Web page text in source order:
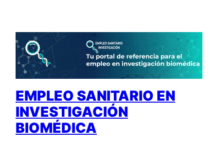
contenido
EMPLEO SANITARIO EN
INVESTIGACIÓN
BIOMÉDICA